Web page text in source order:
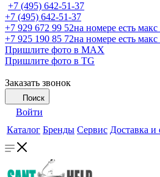
+7 (495) 642-51-37
+7 (495) 642-51-37
+7 929 672 99 52на номере есть
+7 925 190 85 72на номере есть
Пришлите фото в MAX
Пришлите фото в TG
Заказать звонок
Поиск
Войти
Каталог Бренды Сервис Доставка и